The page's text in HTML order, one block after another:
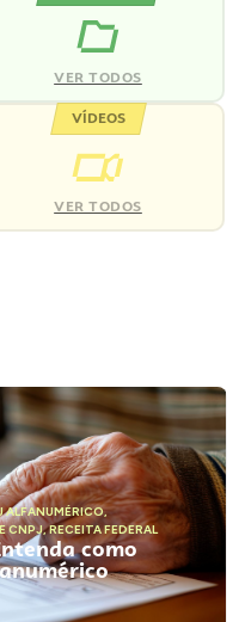
VER TODOS
VÍDEOS
VER TODOS
ALFANUMÉRICO,
CNPJ,RECEITA FEDERAL
como